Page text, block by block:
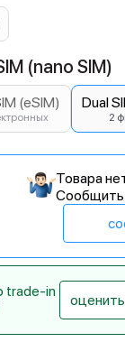
(nano SIM)
(eSIM) Dual
2
Товара
Сообщить
trade-in